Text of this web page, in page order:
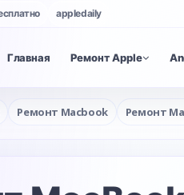
appledaily
Главная Ремонт Apple
Ремонт Macbook Ремонт